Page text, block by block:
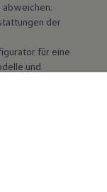
der
für eine
und